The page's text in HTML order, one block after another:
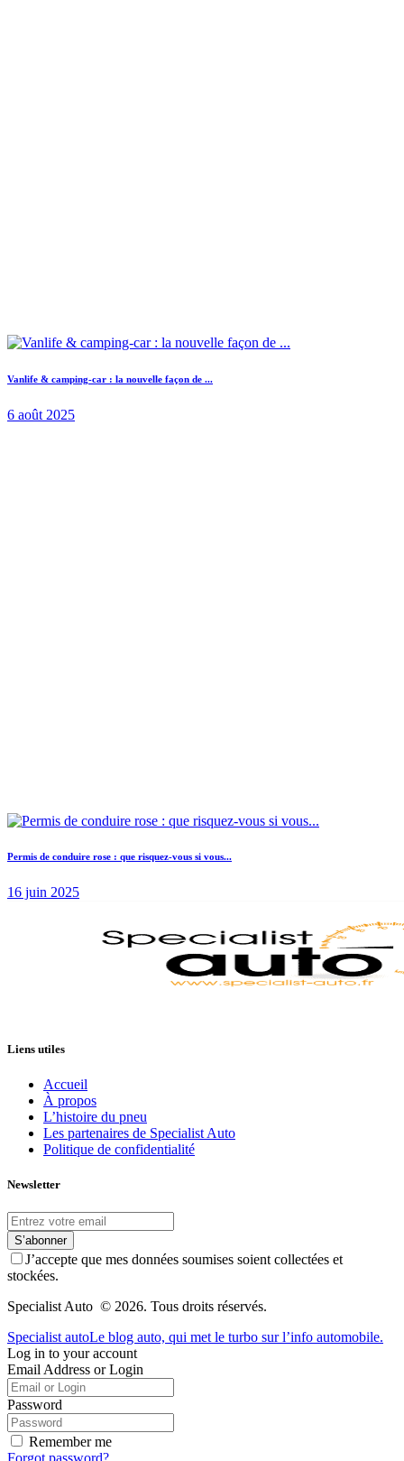
Vanlife & camping-car : la nouvelle façon de ...
6 août 2025
Permis de conduire rose : que risquez-vous si vous...
16 juin 2025
Liens utiles
Accueil
À propos
L’histoire du pneu
Les partenaires de Specialist Auto
Politique de confidentialité
Newsletter
S’abonner
J’accepte que mes données soumises soient collectées et
stockées.
Specialist Auto © 2026. Tous droits réservés.
Specialist autoLe blog auto, qui met le turbo sur l’info automobile.
Log in to your account
Email Address or Login
Password
Remember me